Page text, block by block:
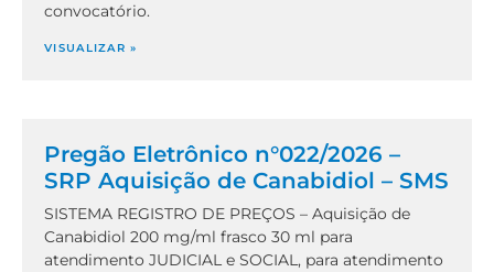
convocatório.
VISUALIZAR »
Pregão Eletrônico n°022/2026 –
SRP Aquisição de Canabidiol – SMS
SISTEMA REGISTRO DE PREÇOS – Aquisição de
Canabidiol 200 mg/ml frasco 30 ml para
atendimento JUDICIAL e SOCIAL, para atendimento